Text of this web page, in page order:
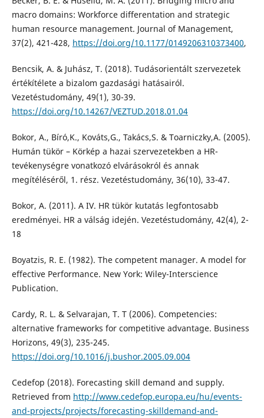
macro domains: Workforce differentation and strategic
human resource management. Journal of Management,
37(2), 421-428, https://doi.org/10.1177/0149206310373400,
Bencsik, A. & Juhász, T. (2018). Tudásorientált szervezetek
értékítélete a bizalom gazdasági hatásairól.
Vezetéstudomány, 49(1), 30-39.
https://doi.org/10.14267/VEZTUD.2018.01.04
Bokor, A., Bíró,K., Kováts,G., Takács,S. & Toarniczky,A. (2005).
Humán tükör – Körkép a hazai szervezetekben a HR-
tevékenységre vonatkozó elvárásokról és annak
megítéléséről, 1. rész. Vezetéstudomány, 36(10), 33-47.
Bokor, A. (2011). A IV. HR tükör kutatás legfontosabb
eredményei. HR a válság idején. Vezetéstudomány, 42(4), 2-
18
Boyatzis, R. E. (1982). The competent manager. A model for
effective Performance. New York: Wiley-Interscience
Publication.
Cardy, R. L. & Selvarajan, T. T (2006). Competencies:
alternative frameworks for competitive advantage. Business
Horizons, 49(3), 235-245.
https://doi.org/10.1016/j.bushor.2005.09.004
Cedefop (2018). Forecasting skill demand and supply.
Retrieved from http://www.cedefop.europa.eu/hu/events-
and-projects/projects/forecasting-skilldemand-and-